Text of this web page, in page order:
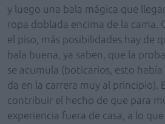
y luego una bala mágica que
ropa doblada encima de la cama.
el piso, más posibilidades hay de
bala buena, ya saben, que la
se acumula (boticarios, esto había
da en la carrera muy al principio).
contribuir el hecho de que para
experiencia fuera de casa, a lo